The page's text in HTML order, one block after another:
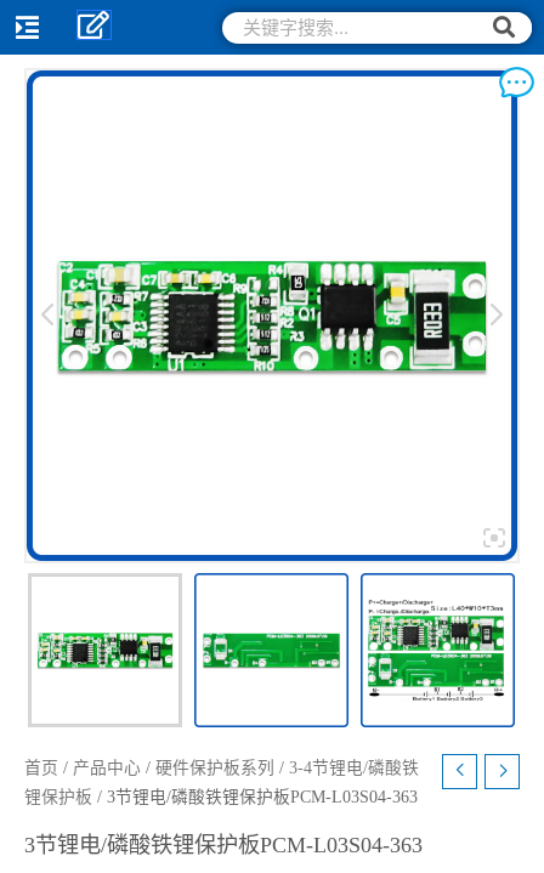
跳
至
搜
索
搜
索
首页 / 产品中心 / 硬件保护板系列 / 3-4节锂电/磷酸铁
锂保护板 / 3节锂电/磷酸铁锂保护板PCM-L03S04-363
3节锂电/磷酸铁锂保护板PCM-L03S04-363